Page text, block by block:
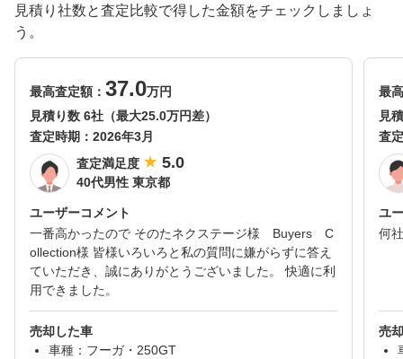
見積り社数と査定比較で得した金額をチェックしましょ
う。
最高査定額： 37.0万円
見積り数 6社（最大25.0万円差）
査定時期： 2026年3月
査定満足度
5.0
40代男性 東京都
ユーザーコメント
一番高かったので そのたネクステージ様 Buyers C
ollection様 皆様いろいろと私の質問に嫌がらずに答え
ていただき、誠にありがとうございました。 快適に利
用できました。
売却した車
車種：フーガ・250GT
最
見
査
ユ
何
売